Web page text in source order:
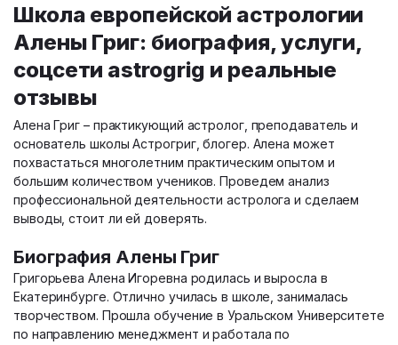
Школа европейской астрологии
Алены Григ: биография, услуги,
соцсети astrogrig и реальные
отзывы
Алена Григ – практикующий астролог, преподаватель и
основатель школы Астрогриг, блогер. Алена может
похвастаться многолетним практическим опытом и
большим количеством учеников. Проведем анализ
профессиональной деятельности астролога и сделаем
выводы, стоит ли ей доверять.
Биография Алены Григ
Григорьева Алена Игоревна родилась и выросла в
Екатеринбурге. Отлично училась в школе, занималась
творчеством. Прошла обучение в Уральском Университете
по направлению менеджмент и работала по